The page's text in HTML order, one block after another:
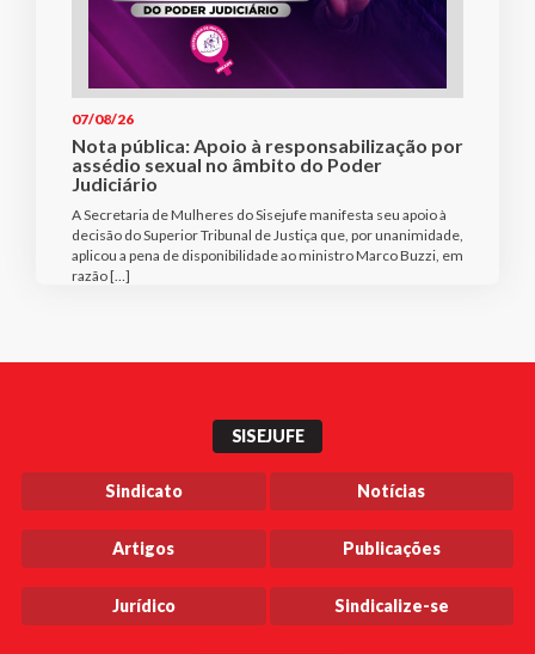
07/08/26
Nota pública: Apoio à responsabilização por
assédio sexual no âmbito do Poder
Judiciário
A Secretaria de Mulheres do Sisejufe manifesta seu apoio à
decisão do Superior Tribunal de Justiça que, por unanimidade,
aplicou a pena de disponibilidade ao ministro Marco Buzzi, em
razão […]
SISEJUFE
Sindicato Notícias
Artigos Publicações
Jurídico Sindicalize-se